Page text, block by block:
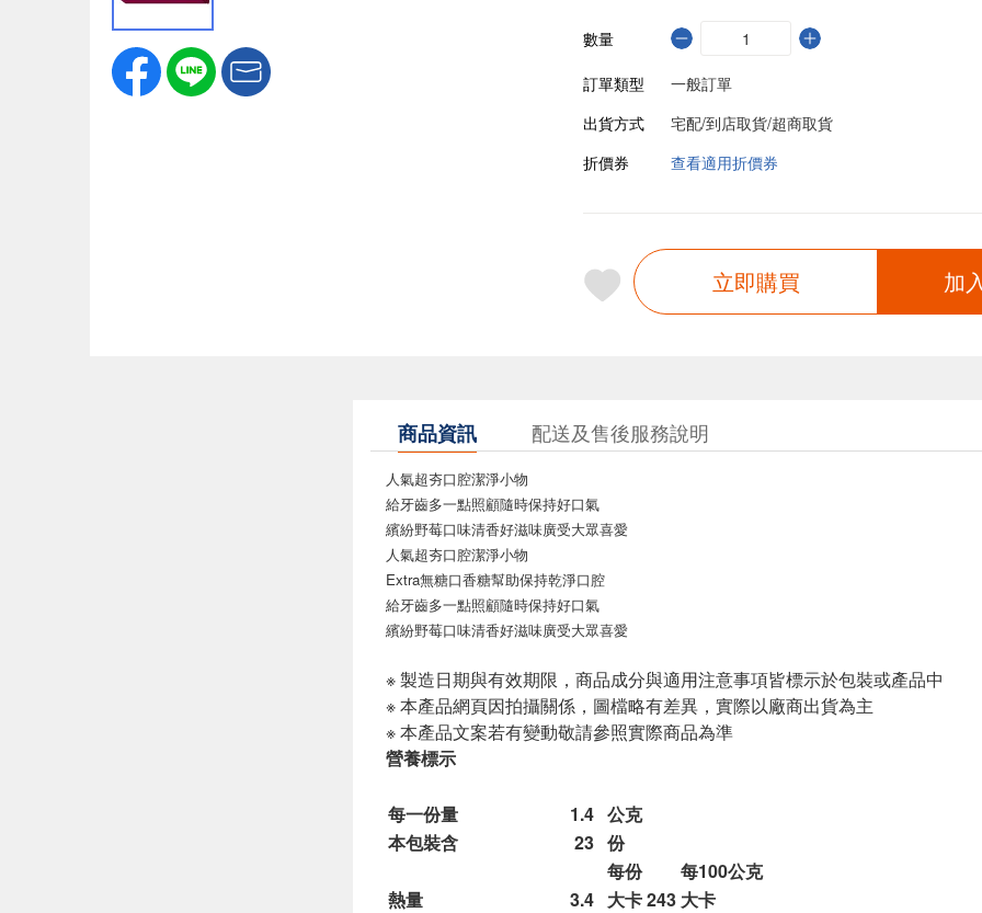
數量
訂單類型
一般訂單
出貨方式
宅配/到店取貨/超商取貨
折價券
查看適用折價券
立即購買 加
商品資訊 配送及售後服務說明
人氣超夯口腔潔淨小物
給牙齒多一點照顧隨時保持好口氣
繽紛野莓口味清香好滋味廣受大眾喜愛
人氣超夯口腔潔淨小物
Extra無糖口香糖幫助保持乾淨口腔
給牙齒多一點照顧隨時保持好口氣
繽紛野莓口味清香好滋味廣受大眾喜愛
※ 製造日期與有效期限，商品成分與適用注意事項皆標示於包裝或產品中
※ 本產品網頁因拍攝關係，圖檔略有差異，實際以廠商出貨為主
※ 本產品文案若有變動敬請參照實際商品為準
營養標示
每一份量 1.4 公克
本包裝含
23 份
每份
每100公克
熱量
3.4 大卡243 大卡